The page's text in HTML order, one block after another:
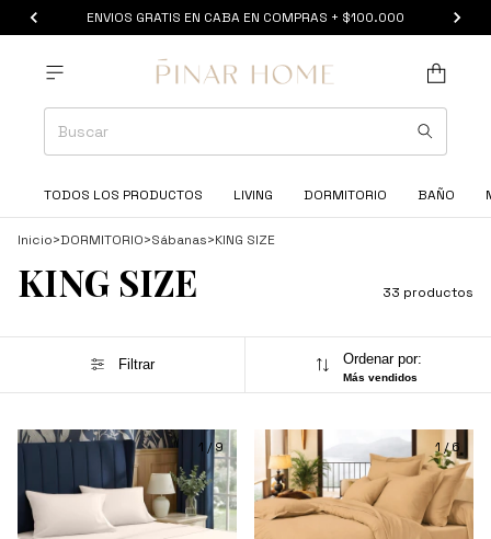
ENVIOS GRATIS EN CABA EN COMPRAS + $100.000
TODOS LOS PRODUCTOS LIVING DORMITORIO BAÑO
Inicio>DORMITORIO>Sábanas>KING SIZE
KING SIZE 33 productos
Filtrar Ordenar por:
Más vendidos
1 /9 1 /6